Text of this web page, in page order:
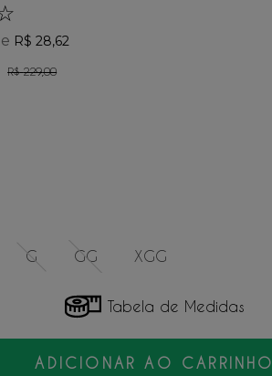
R$ 28,62
R$ 229,00
G GG XGG
Tabela de Medidas
ADICIONAR AO CARRINHO